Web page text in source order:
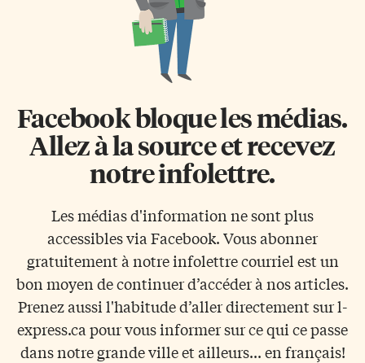
Facebook bloque les médias.
Allez à la source et recevez
notre infolettre.
Les médias d'information ne sont plus
accessibles via Facebook. Vous abonner
gratuitement à notre infolettre courriel est un
bon moyen de continuer d’accéder à nos articles.
Prenez aussi l'habitude d’aller directement sur l-
express.ca pour vous informer sur ce qui ce passe
dans notre grande ville et ailleurs... en français!